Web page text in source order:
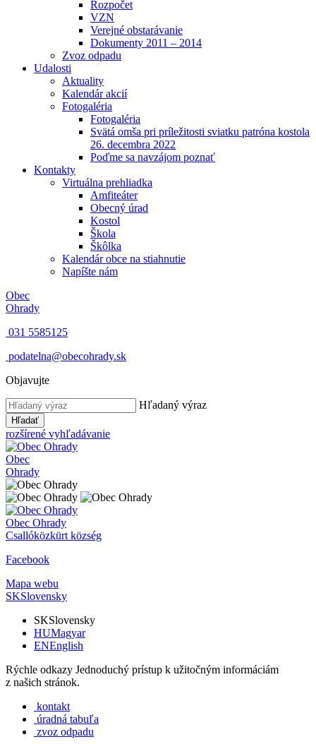
Rozpočet
VZN
Verejné obstarávanie
Dokumenty 2011 – 2014
Zvoz odpadu
Udalosti
Aktuality
Kalendár akcií
Fotogaléria
Fotogaléria
Svätá omša pri príležitosti sviatku patróna kostola
26. decembra 2022
Poďme sa navzájom poznať
Kontakty
Virtuálna prehliadka
Amfiteáter
Obecný úrad
Kostol
Škola
Škôlka
Kalendár obce na stiahnutie
Napíšte nám
Obec
Ohrady
031 5585125
podatelna@obecohrady.sk
Objavujte
Hľadaný výraz
Hľadať
rozšírené vyhľadávanie
Obec
Ohrady
Obec Ohrady
Csallóközkürt község
Facebook
Mapa webu
SKSlovensky
SKSlovensky
HUMagyar
ENEnglish
Rýchle odkazy Jednoduchý prístup k užitočným informáciám
z našich stránok.
kontakt
úradná tabuľa
zvoz odpadu